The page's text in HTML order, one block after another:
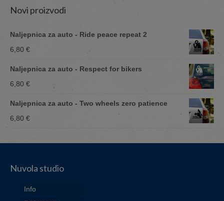
Novi proizvodi
Naljepnica za auto - Ride peace repeat 2
6,80 €
Naljepnica za auto - Respect for bikers
6,80 €
Naljepnica za auto - Two wheels zero patience
6,80 €
Nuvola studio
Info